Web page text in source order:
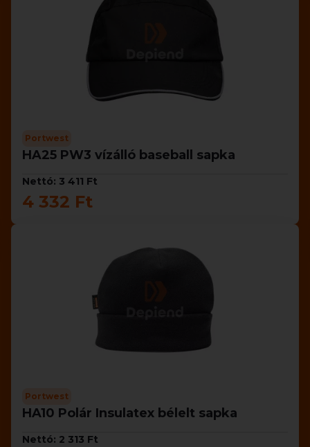
Portwest
HA25 PW3 vízálló baseball sapka
Nettó: 3 411 Ft
4 332 Ft
Portwest
HA10 Polár Insulatex bélelt sapka
Nettó: 2 313 Ft